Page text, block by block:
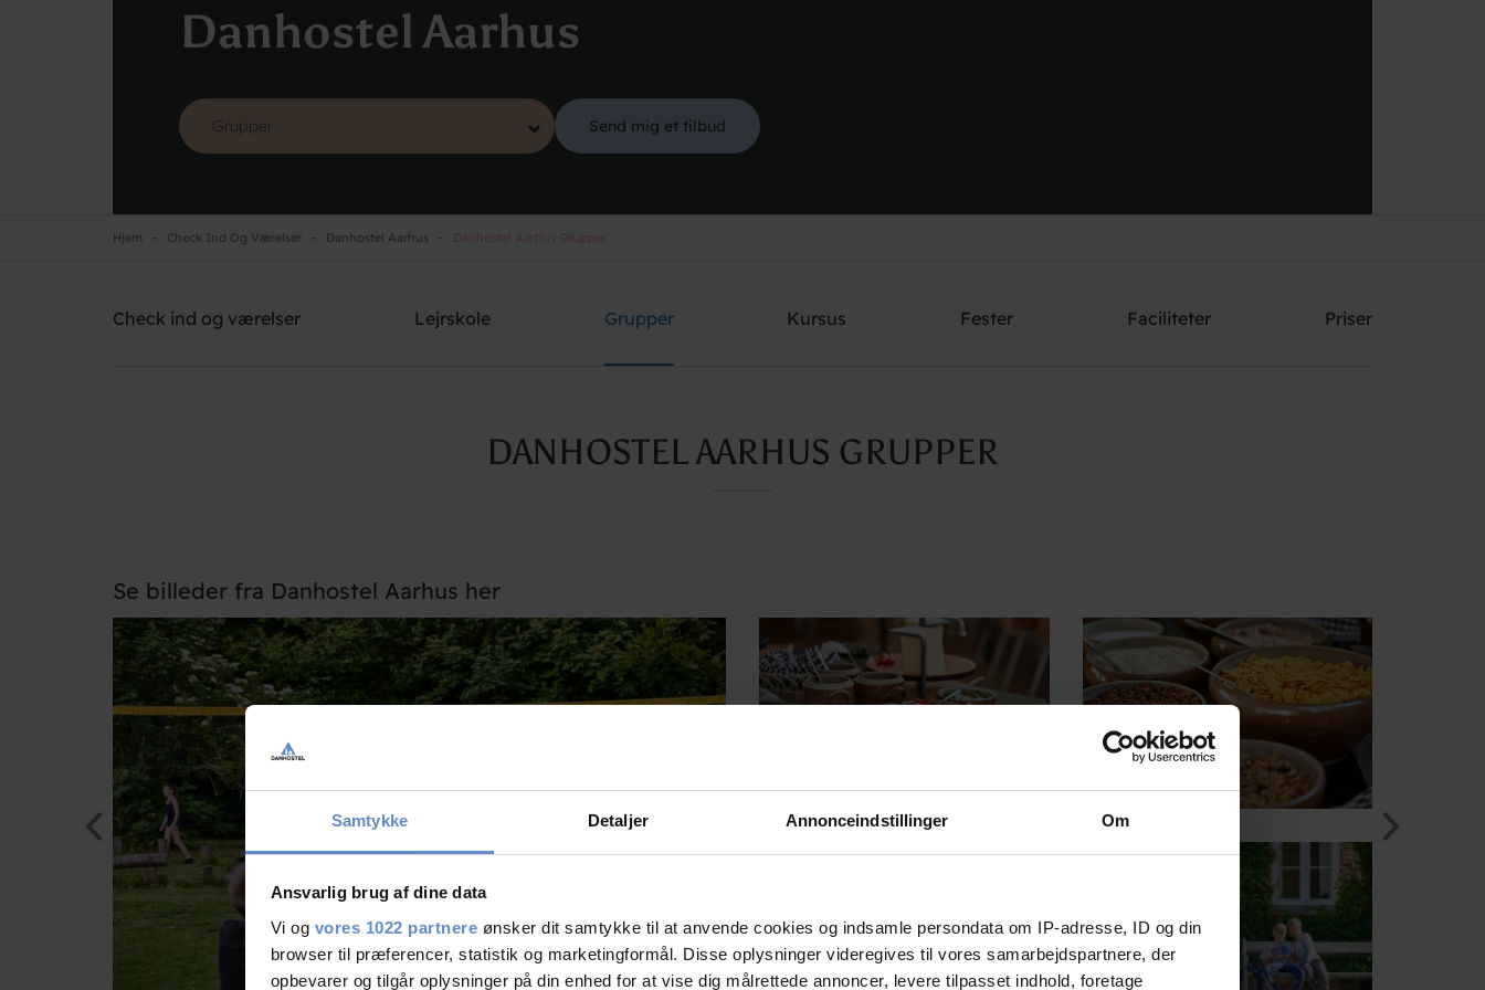
Samtykke Detaljer Annonceindstillinger Om
Ansvarlig brug af dine data
Vi og vores 1022 partnere ønsker dit samtykke til at anvende cookies og indsamle persondata om IP-adresse, ID og din
browser til præferencer, statistik og marketingformål. Disse oplysninger videregives til vores samarbejdspartnere, der
opbevarer og tilgår oplysninger på din enhed for at vise dig målrettede annoncer, levere tilpasset indhold, foretage
Danhostel Aarhus
Send mig et tilbud
Hjem Check Ind Og Værelser Danhostel Aarhus
Check ind og værelser Lejrskole Grupper Kursus Fester Faciliteter Priser
DANHOSTEL AARHUS GRUPPER
Se billeder fra Danhostel Aarhus her